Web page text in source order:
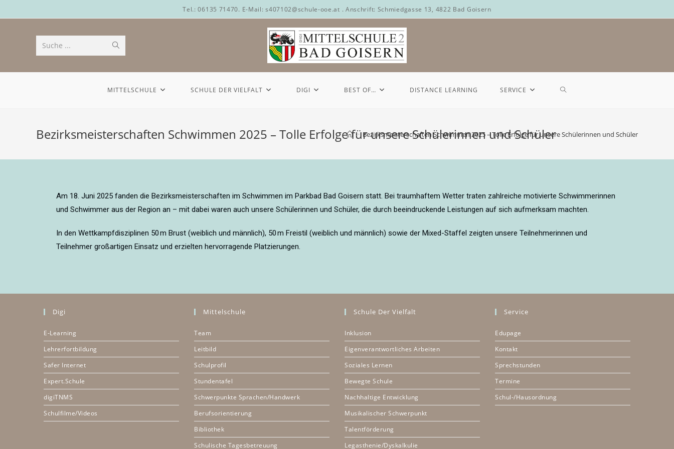
Tel.: 06135 71470. E-Mail: s407102@schule-ooe.at . Anschrift: Schmiedgasse 13, 4822 Bad Goisern
Suche ...
MITTELSCHULE SCHULE DER VIELFALT DIGI BEST OF… DISTANCE LEARNING SERVICE
Bezirksmeisterschaften Schwimmen 2025 – Tolle Erfolge für unsere Schülerinnen und Schüler
> Bezirksmeisterschaften Schwimmen 2025 – Tolle Erfolge für unsere Schülerinnen und Schüler
Am 18. Juni 2025 fanden die Bezirksmeisterschaften im Schwimmen im Parkbad Bad Goisern statt. Bei traumhaftem Wetter traten zahlreiche motivierte Schwimmerinnen
und Schwimmer aus der Region an – mit dabei waren auch unsere Schülerinnen und Schüler, die durch beeindruckende Leistungen auf sich aufmerksam machten.
In den Wettkampfdisziplinen 50 m Brust (weiblich und männlich), 50 m Freistil (weiblich und männlich) sowie der Mixed-Staffel zeigten unsere Teilnehmerinnen und
Teilnehmer großartigen Einsatz und erzielten hervorragende Platzierungen.
Digi
E-Learning
Lehrerfortbildung
Safer Internet
Expert.Schule
digiTNMS
Schulfilme/Videos
Mittelschule
Team
Leitbild
Schulprofil
Stundentafel
Schwerpunkte Sprachen/Handwerk
Berufsorientierung
Bibliothek
Schulische Tagesbetreuung
Schule Der Vielfalt
Inklusion
Eigenverantwortliches Arbeiten
Soziales Lernen
Bewegte Schule
Nachhaltige Entwicklung
Musikalischer Schwerpunkt
Talentförderung
Legasthenie/Dyskalkulie
Service
Edupage
Kontakt
Sprechstunden
Termine
Schul-/Hausordnung